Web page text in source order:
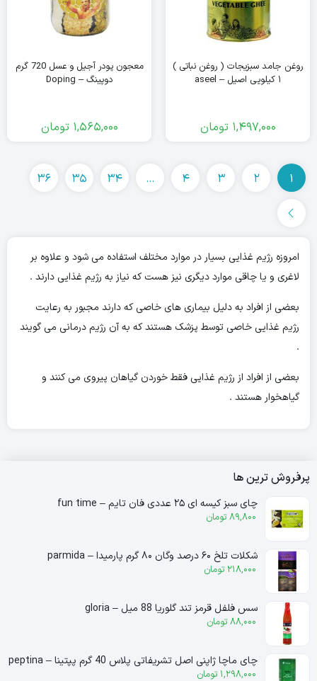
روغن جامد سبزیجات ( روغن نباتی )
۱ کیلویی اصیل – aseel
1,497,000 تومان
معجون پودر آجیل و عسل 720 گرم
دوپینگ – Doping
1,565,000 تومان
1
2
3
4
…
34
35
36
امروزه رژیم غذایی بسیار در موارد مختلف استفاده می شود و علاوه بر
لاغری و یا چاقی موارد دیگری نیز هست که نیاز به رژیم غذایی دارند .
بعضی از افراد به دلیل بیماری های خاصی که دارند مجبور به رعایت
رژیم غذایی خاصی توسط پزشک هستند که به آن رژیم درمانی می گویند
.
بعضی از افراد از رژیم غذایی فقط خوردن گیاهان پیروی می کنند و
گیاهخوار هستند .
پرفروش ترین ها
چای سبز کیسه ای ۲۵ عددی فان تایم – fun time
89,800 تومان
شکلات تلخ ۶۰ درصد وگان ۸۰ گرم پارمیدا – parmida
218,000 تومان
سس فلفل قرمز تند گلوریا 88 میل – gloria
88,000 تومان
چای ماچا ژاپنی اصل تشریفاتی پلاس 40 گرم پپتینا – peptina
1,298,000 تومان